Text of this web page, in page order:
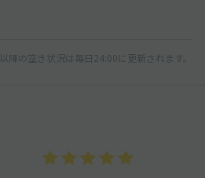
以降の空き状況は毎日24:00に更新されます。